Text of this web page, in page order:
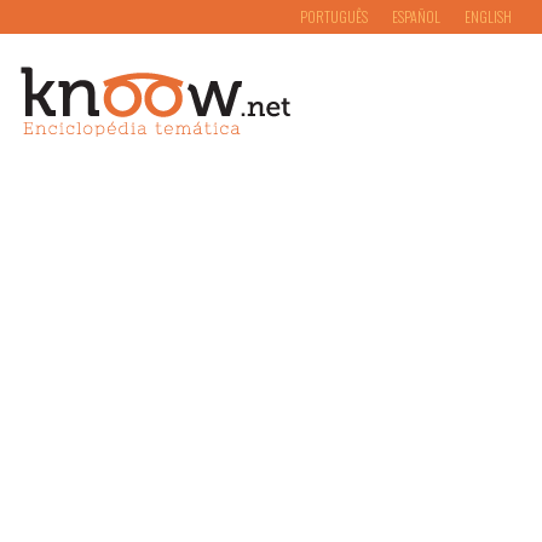
PORTUGUÊS ESPAÑOL ENGLISH